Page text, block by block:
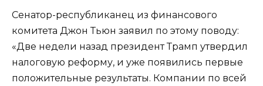
Сенатор-республиканец из финансового
комитета Джон Тьюн заявил по этому поводу:
«Две недели назад президент Трамп утвердил
налоговую реформу, и уже появились первые
положительные результаты. Компании по всей